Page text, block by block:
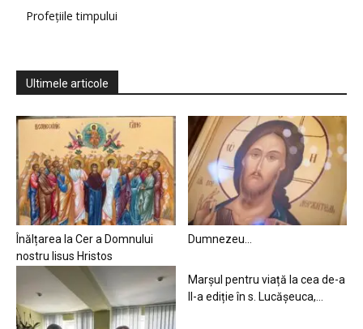
Profețiile timpului
Ultimele articole
Înălțarea la Cer a Domnului
nostru Iisus Hristos
Dumnezeu…
Marșul pentru viață la cea de-a
II-a ediție în s. Lucășeuca,...